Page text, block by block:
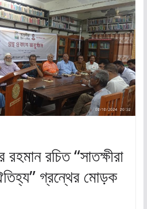
রহমান রচিত “সাতক্ষীরা
গ্রন্থের মোড়ক